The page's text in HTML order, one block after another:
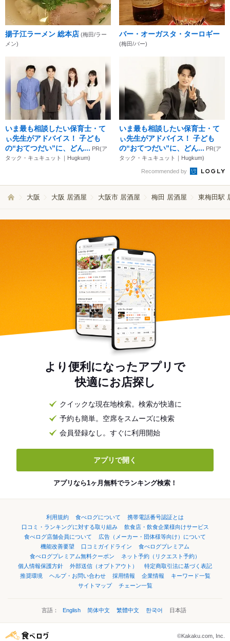
揚子江ラーメン 総本店 (梅田/ラー
メン)
バー・オーガスタ・ターロギー
(梅田/バー)
いま最も相談したい保育士・て
ぃ先生がアドバイス！ 子ども
の“おてつだい”に、どん... PR(ア
タック・キュキュット｜Hugkum)
いま最も相談したい保育士・て
ぃ先生がアドバイス！ 子ども
の“おてつだい”に、どん... PR(ア
タック・キュキュット｜Hugkum)
Recommended by
大阪 大阪 居酒屋 大阪市 居酒屋 梅田 居酒屋 東梅田駅
より便利になったアプリで
快適にお店探し
クイックな現在地検索。検索が快適に
予約も簡単。空席をスムーズに検索
会員登録なし。すぐに利用開始
アプリで開く
アプリなら1ヶ月無料でランキング検索！
利用規約 食べログについて
携帯電話番号認証とは
口コミ・ランキングに対する取り組み
飲食店・飲食企業様向けサービス
食べログ店舗会員について
広告（メーカー・団体様等向け）について
機能改善要望
口コミガイドライン
食べログプレミアム
食べログプレミアム無料クーポン
ネット予約（リクエスト予約）
個人情報保護方針
外部送信（オプトアウト）
特定商取引法に基づく表記
推奨環境
ヘルプ・お問い合わせ 採用情報 企業情報
キーワード一覧
サイトマップ
チェーン一覧
言語： English 简体中文 繁體中文 한국어 日本語
©Kakaku.com, Inc.